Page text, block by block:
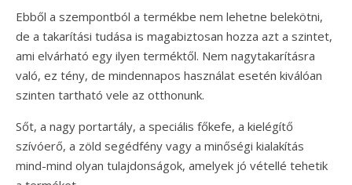
Ebből a szempontból a termékbe nem lehetne belekötni,
de a takarítási tudása is magabiztosan hozza azt a szintet,
ami elvárható egy ilyen terméktől. Nem nagytakarításra
való, ez tény, de mindennapos használat esetén kiválóan
szinten tartható vele az otthonunk.
Sőt, a nagy portartály, a speciális főkefe, a kielégítő
szívóerő, a zöld segédfény vagy a minőségi kialakítás
mind-mind olyan tulajdonságok, amelyek jó vétellé tehetik